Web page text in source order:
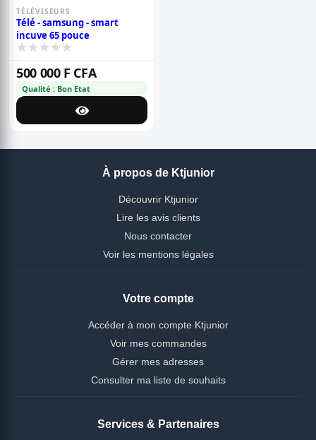
TÉLÉVISEURS
Télé - samsung - smart
incuve 65 pouce
500 000 F CFA
Qualité : Bon Etat
À propos de Ktjunior
Découvrir Ktjunior
Lire les avis clients
Nous contacter
Voir les mentions légales
Votre compte
Accéder à mon compte Ktjunior
Voir mes commandes
Gérer mes adresses
Consulter ma liste de souhaits
Services & Partenaires